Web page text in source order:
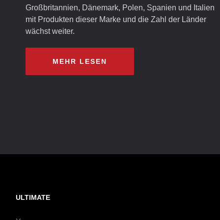
Großbritannien, Dänemark, Polen, Spanien und Italien
mit Produkten dieser Marke und die Zahl der Länder
wächst weiter.
MEHR LESEN
ULTIMATE